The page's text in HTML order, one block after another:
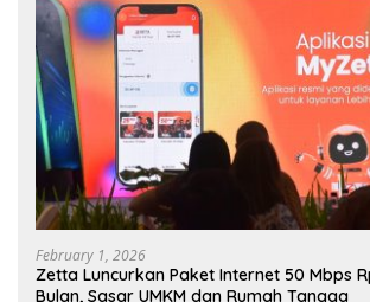
February 1, 2026
Zetta Luncurkan Paket Internet 50 Mbps
Bulan, Sasar UMKM dan Rumah Tangga